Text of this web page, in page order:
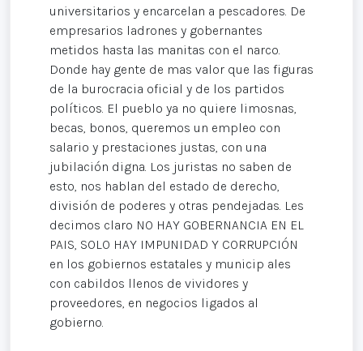
universitarios y encarcelan a pescadores. De
empresarios ladrones y gobernantes
metidos hasta las manitas con el narco.
Donde hay gente de mas valor que las figuras
de la burocracia oficial y de los partidos
políticos. El pueblo ya no quiere limosnas,
becas, bonos, queremos un empleo con
salario y prestaciones justas, con una
jubilación digna. Los juristas no saben de
esto, nos hablan del estado de derecho,
división de poderes y otras pendejadas. Les
decimos claro NO HAY GOBERNANCIA EN EL
PAIS, SOLO HAY IMPUNIDAD Y CORRUPCIÓN
en los gobiernos estatales y municip ales
con cabildos llenos de vividores y
proveedores, en negocios ligados al
gobierno.